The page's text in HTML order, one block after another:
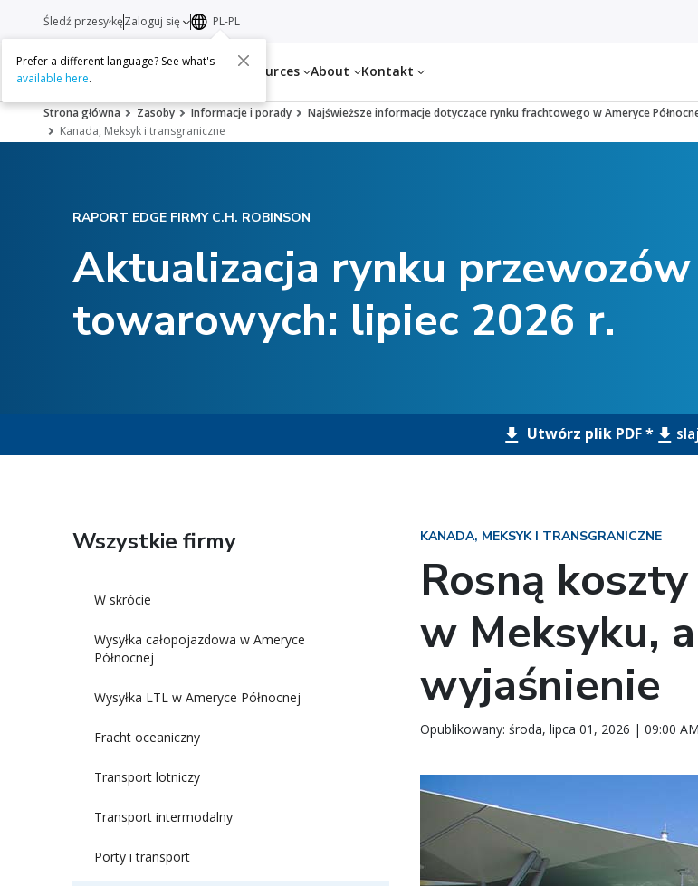
Services Resources About Kontakt
Śledź przesyłkęZaloguj się PL-PL
Prefer a different language? See what's
available here.
Strona główna Zasoby Informacje i porady Najświeższe informacje dotyczące rynku frachtowego w Ameryce
Kanada, Meksyk i transgraniczne
RAPORT EDGE FIRMY C.H. ROBINSON
Aktualizacja rynku przewozów
towarowych: lipiec 2026 r.
Utwórz plik PDF *
Wszystkie firmy
W skrócie
Wysyłka całopojazdowa w Ameryce
Północnej
Wysyłka LTL w Ameryce Północnej
Fracht oceaniczny
Transport lotniczy
Transport intermodalny
Porty i transport
KANADA, MEKSYK I TRANSGRANICZNE
Rosną
w Meksyku,
wyjaśnienie
Opublikowany: środa, lipca 01, 2026 | 09:00